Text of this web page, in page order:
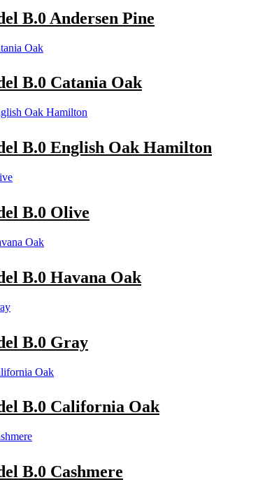
B.0 Andersen Pine
B.0 Catania Oak
B.0 English Oak Hamilton
B.0 Olive
B.0 Havana Oak
B.0 Gray
B.0 California Oak
B.0 Cashmere